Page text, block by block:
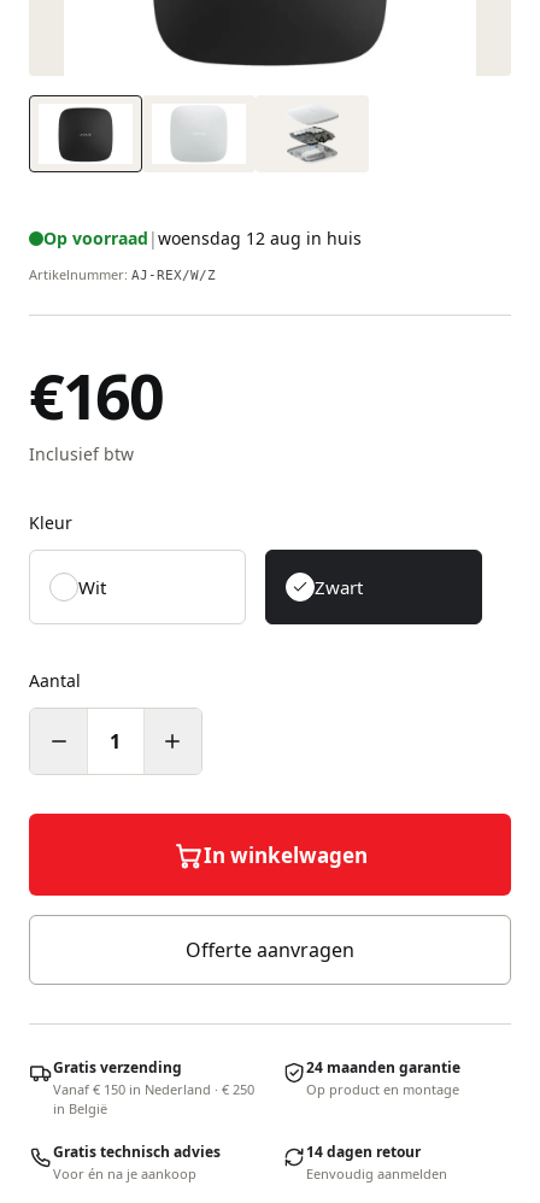
Op voorraad |woensdag 12 aug in huis
Artikelnummer: AJ-REX/W/Z
€160
Inclusief btw
Kleur
Wit Zwart
Aantal
1
In winkelwagen
Offerte aanvragen
Gratis verzending
Vanaf € 150 in Nederland · € 250
in België
24 maanden garantie
Op product en montage
Gratis technisch advies
Voor én na je aankoop
14 dagen retour
Eenvoudig aanmelden